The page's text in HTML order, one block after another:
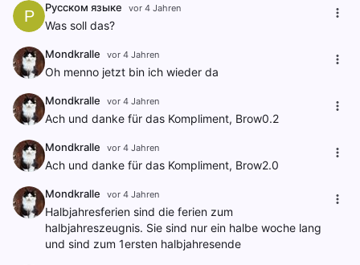
Р Русском языке vor 4 Jahren
Was soll das?
Mondkralle vor 4 Jahren
Oh menno jetzt bin ich wieder da
Mondkralle vor 4 Jahren
Ach und danke für das Kompliment, Brow0.2
Mondkralle vor 4 Jahren
Ach und danke für das Kompliment, Brow2.0
Mondkralle vor 4 Jahren
Halbjahresferien sind die ferien zum
halbjahreszeugnis. Sie sind nur ein halbe woche lang
und sind zum 1ersten halbjahresende